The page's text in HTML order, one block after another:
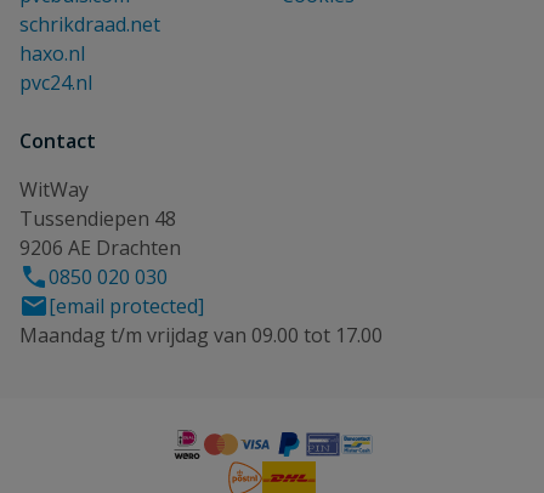
schrikdraad.net
haxo.nl
pvc24.nl
Contact
WitWay
Tussendiepen 48
9206 AE Drachten
0850 020 030
[email protected]
Maandag t/m vrijdag van 09.00 tot 17.00